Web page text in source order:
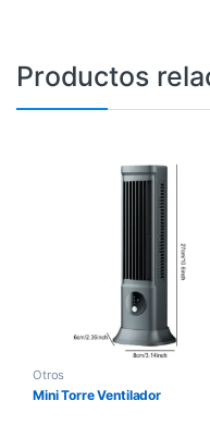
Productos
Otros
Mini Torre Ventilador